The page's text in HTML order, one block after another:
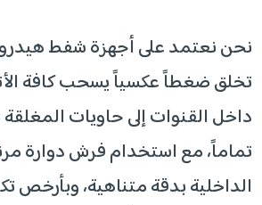
نحن نعتمد على أجهزة شفط
تخلق ضغطاً عكسياً يسحب كافة
داخل القنوات إلى حاويات
تماماً، مع استخدام فرش دوارة
الداخلية بدقة متناهية، وبأرخص